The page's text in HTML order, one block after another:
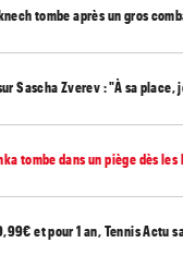
tombe après un gros
Sascha Zverev : "À sa place,
tombe dans un piège dès les
et pour 1 an, Tennis Actu